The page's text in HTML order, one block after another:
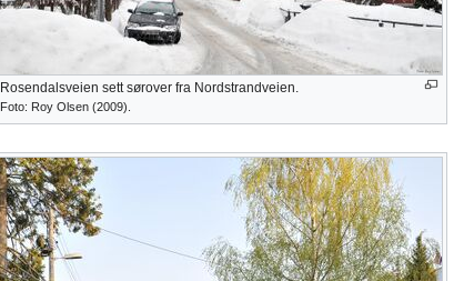
Rosendalsveien sett sørover fra Nordstrandveien.
Foto: Roy Olsen (2009).